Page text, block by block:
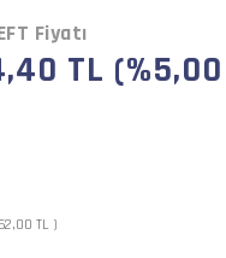
Fiyatı
TL
TL )